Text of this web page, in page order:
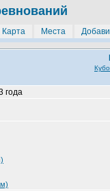
Карта Места
года